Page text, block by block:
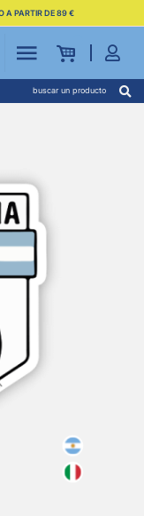
A PARTIR DE 89 €
buscar un producto